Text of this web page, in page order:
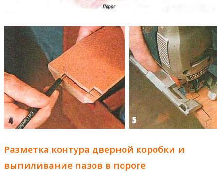
Разметка контура дверной коробки и
выпиливание пазов в пороге